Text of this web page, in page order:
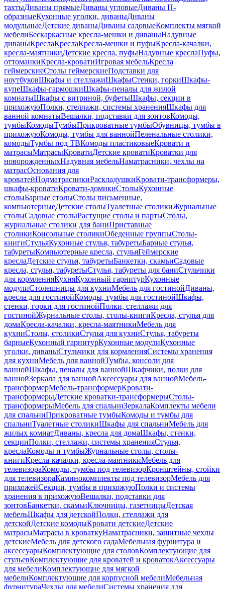
тахтыДиваны прямыеДиваны угловыеДиваны П-
образныеКухонные уголки, диваныДиваны
модульныеДетские диваныДиваны садовыеКомплекты мягкой
мебелиБескаркасные кресла-мешки и диваныНадувные
диваныКреслаКреслаКресла-мешки и пуфыКресла-качалки,
кресла-маятникиДетские кресла, пуфыНадувные креслаПуфы,
оттоманкиКресла-кроватиИгровая мебельКресла
геймерскиеСтолы геймерскиеПодставки для
ноутбуковШкафы и стеллажиШкафыСтенки, горкиШкафы-
купеШкафы-гармошкиШкафы-пеналы для жилой
комнатыШкафы с витриной, буфетыШкафы, секции в
прихожуюПолки, стеллажи, системы храненияШкафы для
ванной комнатыВешалки, подставки для зонтовКомоды,
тумбыКомодыТумбыПрикроватные тумбыОбувницы, тумбы в
прихожуюКомоды, тумбы для ваннойПеленальные столики,
комодыТумбы под ТВКомоды пластиковыеКровати и
матрасыМатрасыКроватиДетские кроватиКроватки для
новорожденныхНадувная мебельНаматрасники, чехлы на
матрасОснования для
кроватейПодматрасникиРаскладушкиКровати-трансформеры,
шкафы-кроватиКровати-домикиСтолыКухонные
столыБарные столыСтолы письменные,
компьютерныеДетские столыТуалетные столикиЖурнальные
столыСадовые столыРастущие столы и партыСтолы,
журнальные столики для баниПриставные
столикиКонсольные столикиОбеденные группыСтолы-
книгиСтульяКухонные стулья, табуретыБарные стулья,
табуретыКомпьютерные кресла, стульяГеймерские
креслаДетские стулья, табуретыБанкетки, скамьиСадовые
кресла, стулья, табуретыСтулья, табуреты для баниСтульчики
для кормленияКухняКухонный гарнитурКухонные
модулиСтолешницы для кухниМебель для гостинойДиваны,
кресла для гостинойКомоды, тумбы для гостинойШкафы,
стенки, горки для гостинойПолки, стеллажи для
гостинойЖурнальные столы, столы-книгиКресла, стулья для
домаКресла-качалки, кресла-маятникиМебель для
кухниСтолы, столикиСтулья для кухниСтулья, табуреты
барныеКухонный гарнитурКухонные модулиКухонные
уголки, диваныСтульчики для кормленияСистемы хранения
для кухниМебель для ваннойТумбы, консоли для
ваннойШкафы, пеналы для ваннойШкафчики, полки для
ваннойЗеркала для ваннойАксессуары для ваннойМебель-
трансформерМебель-трансформерКровати-
трансформерыДетские кроватки-трансформерыСтолы-
трансформерыМебель для спальниЗеркалаКомплекты мебели
для спальниПрикроватные тумбыКомоды и тумбы для
спальниТуалетные столикиШкафы для спальниМебель для
жилых комнатДиваны, кресла для домаШкафы, стенки,
секцииПолки, стеллажи, системы храненияСтулья,
креслаКомоды и тумбыЖурнальные столы, столы-
книгиКресла-качалки, кресла-маятникиМебель для
телевизораКомоды, тумбы под телевизорКронштейны, стойки
для телевизораКаминокомплекты под телевизорМебель для
прихожейСекции, тумбы в прихожуюПолки и системы
хранения в прихожуюВешалки, подставки для
зонтовБанкетки, скамьиКлючницы, газетницыДетская
мебельШкафы для детскойПолки, стеллажи для
детскойДетские комодыКровати детскиеДетские
матрасыМатрасы в кроваткуНаматрасники, защитные чехлы
детскиеМебель для детского садаМебельная фурнитура и
аксессуарыКомплектующие для столовКомплектующие для
стульевКомплектующие для кроватей и кроватокАксессуары
для мебелиКомплектующие для мягкой
мебелиКомплектующие для корпусной мебелиМебельная
фурнитураЧехлы для мебелиСистемы хранения для